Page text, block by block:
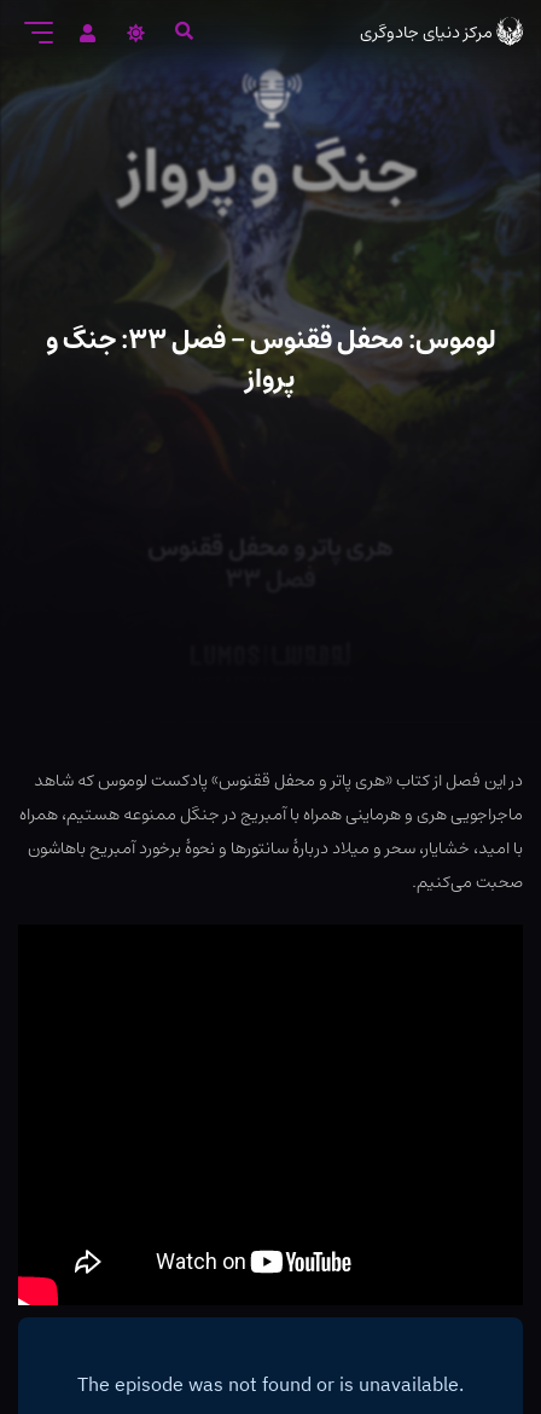
ورود
مرکز دنیای جادوگری
لوموس: محفل ققنوس – فصل ۳۳: جنگ و
پرواز
در این فصل از کتاب «هری پاتر و محفل ققنوس» پادکست لوموس که شاهد
ماجراجویی هری و هرماینی همراه با آمبریج در جنگل ممنوعه هستیم، همراه
با امید، خشایار، سحر و میلاد دربارهٔ سانتورها و نحوهٔ برخورد آمبریح باهاشون
صحبت می‌کنیم.